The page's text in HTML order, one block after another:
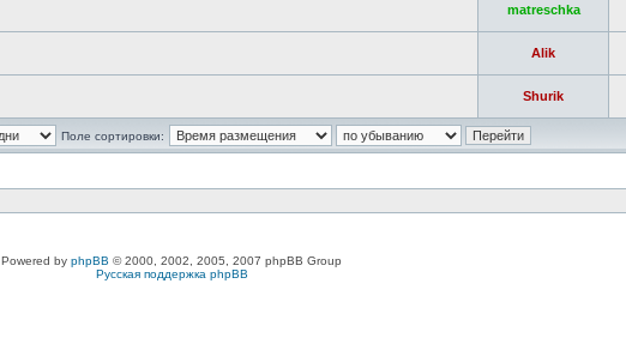
matreschka
Alik
Shurik
Поле сортировки:
Powered by phpBB © 2000, 2002, 2005, 2007 phpBB Group
Русская поддержка phpBB